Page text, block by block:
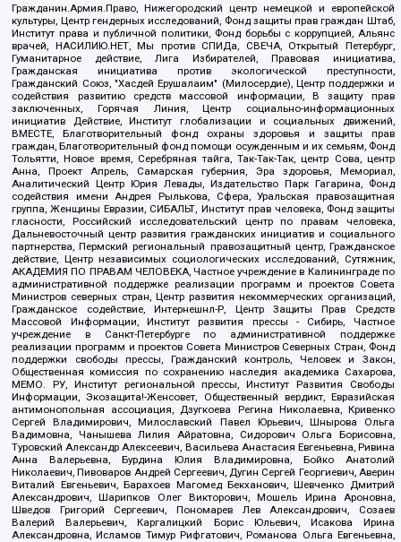
Гражданин.Армия.Право, Нижегородский центр немецкой и европейской
культуры, Центр гендерных исследований, Фонд защиты прав граждан Штаб,
Институт права и публичной политики, Фонд борьбы с коррупцией, Альянс
врачей, НАСИЛИЮ.НЕТ, Мы против СПИДа, СВЕЧА, Открытый Петербург,
Гуманитарное действие, Лига Избирателей, Правовая инициатива,
Гражданская инициатива против экологической преступности,
Гражданский Союз, "Хасдей Ерушалаим" (Милосердие), Центр поддержки и
содействия развитию средств массовой информации, В защиту прав
заключенных, Горячая Линия, Центр социально-информационных
инициатив Действие, Институт глобализации и социальных движений,
ВМЕСТЕ, Благотворительный фонд охраны здоровья и защиты прав
граждан, Благотворительный фонд помощи осужденным и их семьям, Фонд
Тольятти, Новое время, Серебряная тайга, Так-Так-Так, центр Сова, центр
Анна, Проект Апрель, Самарская губерния, Эра здоровья, Мемориал,
Аналитический Центр Юрия Левады, Издательство Парк Гагарина, Фонд
содействия имени Андрея Рылькова, Сфера, Уральская правозащитная
группа, Женщины Евразии, СИБАЛЬТ, Институт прав человека, Фонд защиты
гласности, Российский исследовательский центр по правам человека,
Дальневосточный центр развития гражданских инициатив и социального
партнерства, Пермский региональный правозащитный центр, Гражданское
действие, Центр независимых социологических исследований, Сутяжник,
АКАДЕМИЯ ПО ПРАВАМ ЧЕЛОВЕКА, Частное учреждение в Калининграде по
административной поддержке реализации программ и проектов Совета
Министров северных стран, Центр развития некоммерческих организаций,
Гражданское содействие, Интернешнл-Р, Центр Защиты Прав Средств
Массовой Информации, Институт развития прессы - Сибирь, Частное
учреждение в Санкт-Петербурге по административной поддержке
реализации программ и проектов Совета Министров Северных Стран, Фонд
поддержки свободы прессы, Гражданский контроль, Человек и Закон,
Общественная комиссия по сохранению наследия академика Сахарова,
МЕМО. РУ, Институт региональной прессы, Институт Развития Свободы
Информации, Экозащита!-Женсовет, Общественный вердикт, Евразийская
антимонопольная ассоциация, Дзугкоева Регина Николаевна, Кривенко
Сергей Владимирович, Милославский Павел Юрьевич, Шнырова Ольга
Вадимовна, Чанышева Лилия Айратовна, Сидорович Ольга Борисовна,
Туровский Александр Алексеевич, Васильева Анастасия Евгеньевна, Ривина
Анна Валерьевна, Бурдина Юлия Владимировна, Бойко Анатолий
Николаевич, Пивоваров Андрей Сергеевич, Дугин Сергей Георгиевич, Аверин
Виталий Евгеньевич, Барахоев Магомед Бекханович, Шевченко Дмитрий
Александрович, Шарипков Олег Викторович, Мошель Ирина Ароновна,
Шведов Григорий Сергеевич, Пономарев Лев Александрович, Созаев
Валерий Валерьевич, Каргалицкий Борис Юльевич, Исакова Ирина
Александровна, Исламов Тимур Рифгатович, Романова Ольга Евгеньевна,